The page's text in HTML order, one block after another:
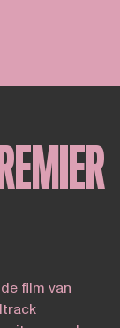
film van